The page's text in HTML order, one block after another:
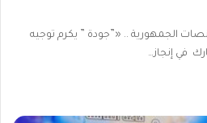
الجمهورية .. «”جودة ” يكرم توجيه
في إنجاز…